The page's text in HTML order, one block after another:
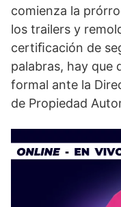
comienza la
los trailers y
certiﬁcación de
palabras, hay que
formal ante la
de Propiedad